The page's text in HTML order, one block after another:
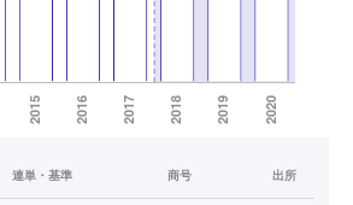
連単・基準 商号 出所